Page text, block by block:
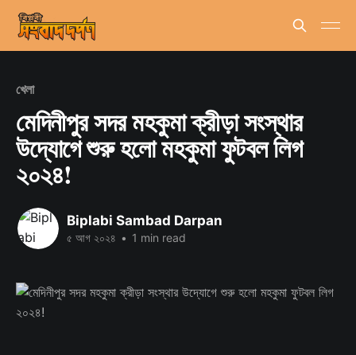
খেলা
মেদিনীপুর সদর মহকুমা ক্রীড়া সংস্থার
উদ্যোগে শুরু হলো মহকুমা ফুটবল লিগ
২০২৪!
Biplabi Sambad Darpan
৫ আগ ২০২৪ • 1 min read